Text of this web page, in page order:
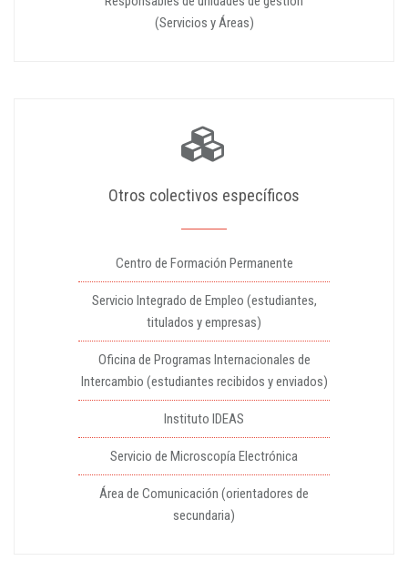
(Servicios y Áreas)
Otros colectivos específicos
Centro de Formación Permanente
Servicio Integrado de Empleo (estudiantes,
titulados y empresas)
Oficina de Programas Internacionales de
Intercambio (estudiantes recibidos y enviados)
Instituto IDEAS
Servicio de Microscopía Electrónica
Área de Comunicación (orientadores de
secundaria)